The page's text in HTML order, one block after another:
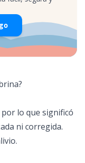
lo que significó
ni corregida.